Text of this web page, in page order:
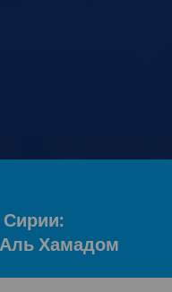
Хамадом